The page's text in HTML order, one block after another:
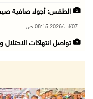
الطقس: أجواء صافية
07/آب/2026 08:15 ص
تواصل انتهاكات
الاحتلال يخطر باقتلاع أشجار من 310
06/آب/2026 11:14 م